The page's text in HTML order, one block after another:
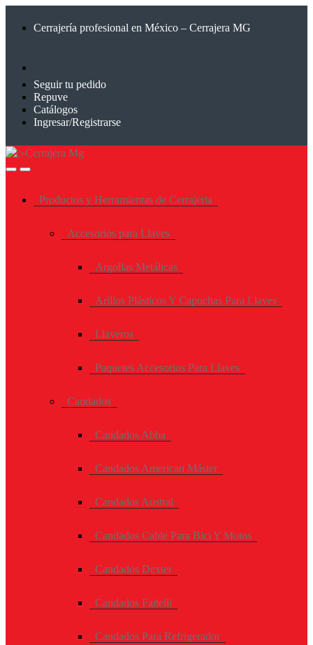
Cerrajería profesional en México – Cerrajera MG
Seguir tu pedido
Repuve
Catálogos
Ingresar/Registrarse
Productos y Herramientas de Cerrajeria
Accesorios para Llaves
Argollas Metálicas
Arillos Plásticos Y Capuchas Para Llaves
Llaveros
Paquetes Accesorios Para Llaves
Candados
Candados Abba
Candados American Máster
Candados Austral
Candados Cable Para Bici Y Motos
Candados Dexter
Candados Faitelli
Candados Para Refrigerador